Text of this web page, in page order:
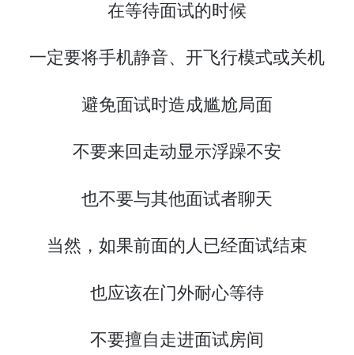
在等待面试的时候
一定要将手机静音、开飞行模式或关机
避免面试时造成尴尬局面
不要来回走动显示浮躁不安
也不要与其他面试者聊天
当然，如果前面的人已经面试结束
也应该在门外耐心等待
不要擅自走进面试房间